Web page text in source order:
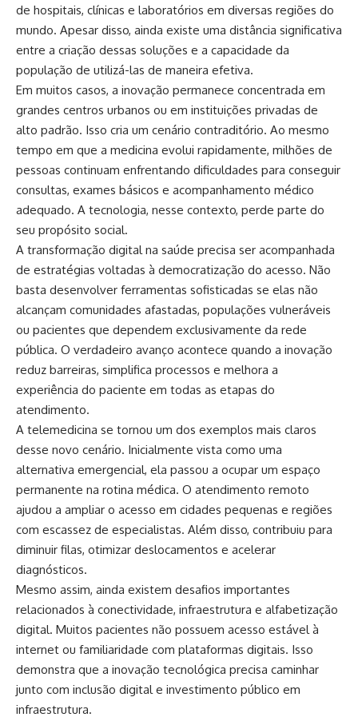
de hospitais, clínicas e laboratórios em diversas regiões do
mundo. Apesar disso, ainda existe uma distância significativa
entre a criação dessas soluções e a capacidade da
população de utilizá-las de maneira efetiva.
Em muitos casos, a inovação permanece concentrada em
grandes centros urbanos ou em instituições privadas de
alto padrão. Isso cria um cenário contraditório. Ao mesmo
tempo em que a medicina evolui rapidamente, milhões de
pessoas continuam enfrentando dificuldades para conseguir
consultas, exames básicos e acompanhamento médico
adequado. A tecnologia, nesse contexto, perde parte do
seu propósito social.
A transformação digital na saúde precisa ser acompanhada
de estratégias voltadas à democratização do acesso. Não
basta desenvolver ferramentas sofisticadas se elas não
alcançam comunidades afastadas, populações vulneráveis
ou pacientes que dependem exclusivamente da rede
pública. O verdadeiro avanço acontece quando a inovação
reduz barreiras, simplifica processos e melhora a
experiência do paciente em todas as etapas do
atendimento.
A telemedicina se tornou um dos exemplos mais claros
desse novo cenário. Inicialmente vista como uma
alternativa emergencial, ela passou a ocupar um espaço
permanente na rotina médica. O atendimento remoto
ajudou a ampliar o acesso em cidades pequenas e regiões
com escassez de especialistas. Além disso, contribuiu para
diminuir filas, otimizar deslocamentos e acelerar
diagnósticos.
Mesmo assim, ainda existem desafios importantes
relacionados à conectividade, infraestrutura e alfabetização
digital. Muitos pacientes não possuem acesso estável à
internet ou familiaridade com plataformas digitais. Isso
demonstra que a inovação tecnológica precisa caminhar
junto com inclusão digital e investimento público em
infraestrutura.